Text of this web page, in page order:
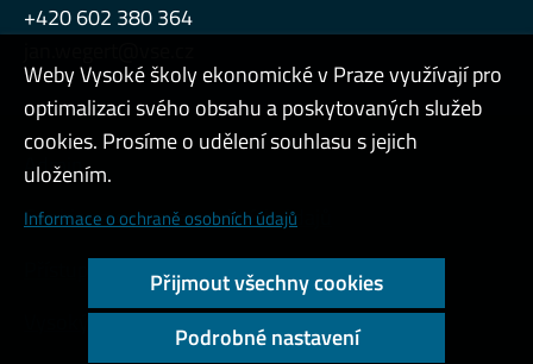
+420 602 380 364
Admin
Cookies a ochrana osobních údajů
Přístupnost webu
Vysoký kontrast
Weby Vysoké školy ekonomické v Praze využívají pro
optimalizaci svého obsahu a poskytovaných služeb
cookies. Prosíme o udělení souhlasu s jejich
uložením.
Informace o ochraně osobních údajů
Přijmout všechny cookies
Podrobné nastavení